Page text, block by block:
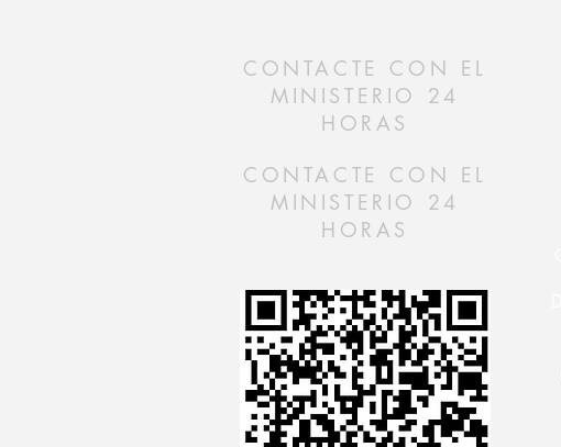
CONTACTE CON EL
MINISTERIO 24
HORAS
CONTACTE CON EL
MINISTERIO 24
HORAS